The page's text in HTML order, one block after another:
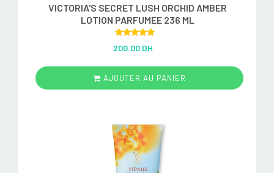
VICTORIA'S SECRET LUSH ORCHID AMBER
LOTION PARFUMEE 236 ML
out of 5
200.00 DH
AJOUTER AU PANIER